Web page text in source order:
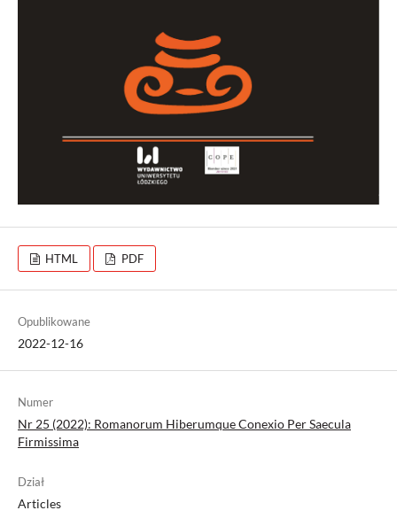
HTML PDF
Opublikowane
2022-12-16
Numer
Nr 25 (2022): Romanorum Hiberumque Conexio Per Saecula
Firmissima
Dział
Articles